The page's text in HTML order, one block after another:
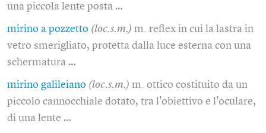
una piccola lente posta …
mirino a pozzetto (loc.s.m.) m. reflex in cui la lastra in
vetro smerigliato, protetta dalla luce esterna con una
schermatura …
mirino galileiano (loc.s.m.) m. ottico costituito da un
piccolo cannocchiale dotato, tra l'obiettivo e l'oculare,
di una lente …